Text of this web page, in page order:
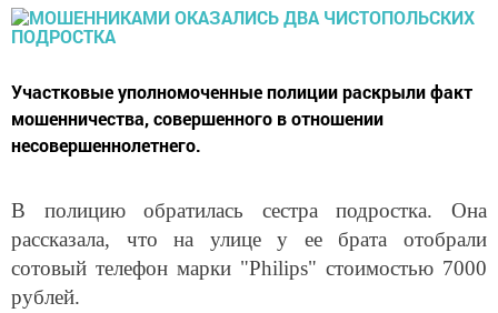
Участковые уполномоченные полиции раскрыли факт
мошенничества, совершенного в отношении
несовершеннолетнего.
В полицию обратилась сестра подростка. Она
рассказала, что на улице у ее брата отобрали
сотовый телефон марки "Philips" стоимостью 7000
рублей.